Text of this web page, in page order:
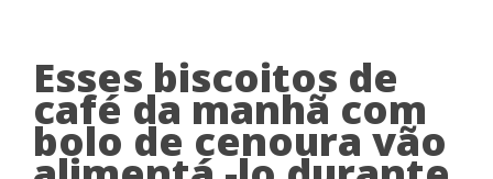
Esses biscoitos de
café da manhã com
bolo de cenoura vão